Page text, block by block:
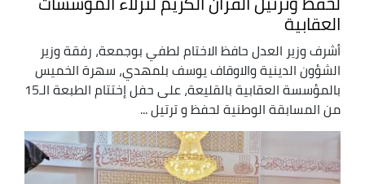
العقابية
أشرف وزير العدل حافظ الاختام لطفي بوجمعة، رفقة وزير
الشؤون الدينية والاوقاف يوسف بلمهدي، سهرة الخميس
بالمؤسسة العقابية بالقليعة، على حفل إختتام الطبعة الـ15
من المسابقة الوطنية لحفظ و ترتيل ...